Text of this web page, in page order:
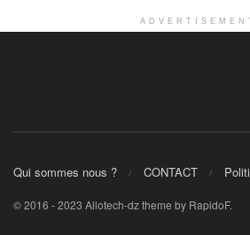
Qui sommes nous ? CONTACT
© 2016 - 2023 Allotech-dz theme by RapidoF.